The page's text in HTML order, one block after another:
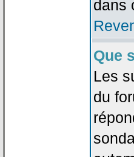
dans
Que
Les
du